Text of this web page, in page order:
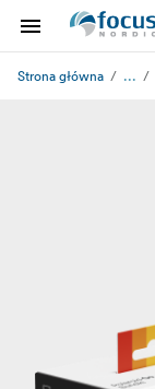
Strona główna ...